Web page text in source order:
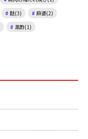
麩(3)
麻婆(2)
黒酢(1)